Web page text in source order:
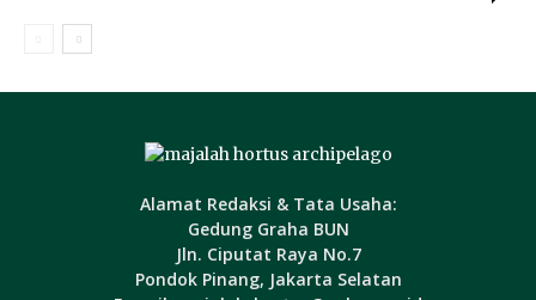
Alamat Redaksi & Tata Usaha:
Gedung Graha BUN
Jln. Ciputat Raya No.7
Pondok Pinang, Jakarta Selatan